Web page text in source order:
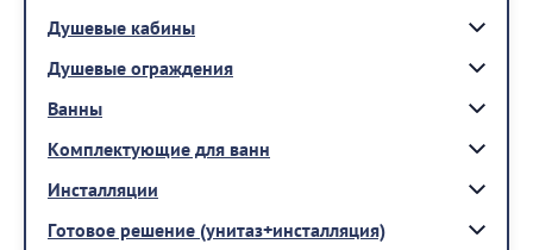
Душевые кабины
Душевые ограждения
Ванны
Комплектующие для ванн
Инсталляции
Готовое решение (унитаз+инсталляция)